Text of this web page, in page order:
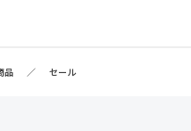
品 セール